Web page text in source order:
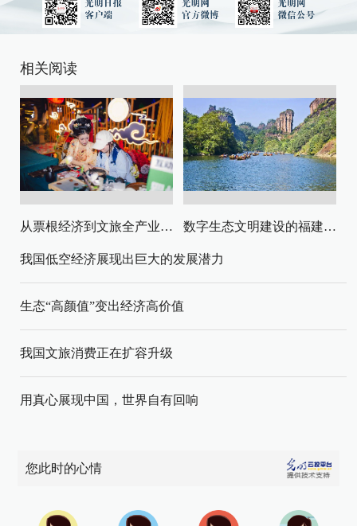
相关阅读
从票根经济到文旅全产业链升级 数字生态文明建设的福建路径与启示
我国低空经济展现出巨大的发展潜力
生态“高颜值”变出经济高价值
我国文旅消费正在扩容升级
用真心展现中国，世界自有回响
您此时的心情